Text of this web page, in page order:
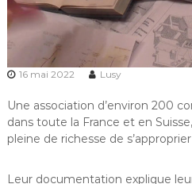
16 mai 2022 Lusy
Une association d’environ 200
dans toute la France et en
pleine de richesse de
Leur documentation explique